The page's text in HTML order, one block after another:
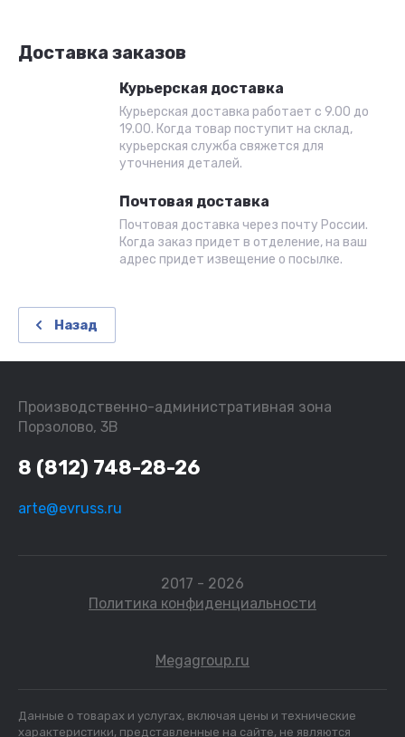
Доставка заказов
Курьерская доставка
Курьерская доставка работает с 9.00 до
19.00. Когда товар поступит на склад,
курьерская служба свяжется для
уточнения деталей.
Почтовая доставка
Почтовая доставка через почту России.
Когда заказ придет в отделение, на ваш
адрес придет извещение о посылке.
Назад
Производственно-административная зона
Порзолово, 3В
8 (812) 748-28-26
arte@evruss.ru
2017 - 2026
Политика конфиденциальности
Megagroup.ru
Данные о товарах и услугах, включая цены и технические
характеристики, представленные на сайте, не являются